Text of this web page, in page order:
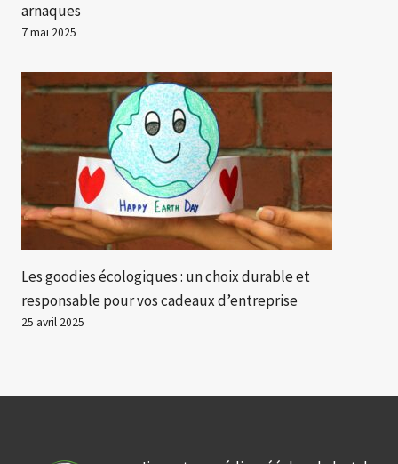
arnaques
7 mai 2025
Les goodies écologiques : un choix durable et
responsable pour vos cadeaux d’entreprise
25 avril 2025